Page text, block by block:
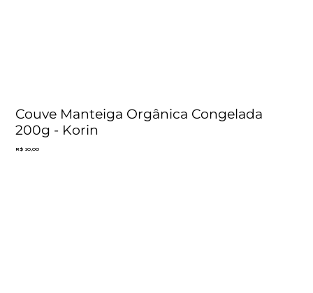
Couve Manteiga Orgânica Congelada
200g - Korin
Preço
R$ 10,00